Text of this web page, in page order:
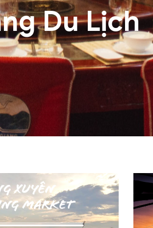
Du Lịch